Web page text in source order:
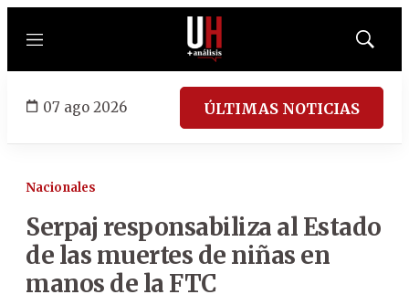
Menú
Mostrar
07 ago 2026 ÚLTIMAS NOTICIAS
Nacionales
Serpaj responsabiliza al Estado
de las muertes de niñas en
manos de la FTC